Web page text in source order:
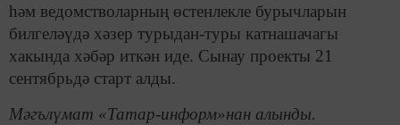
һәм ведомстволарның өстенлекле бурычларын
билгеләүдә хәзер турыдан-туры катнашачагы
хакында хәбәр иткән иде. Сынау проекты 21
сентябрьдә старт алды.
Мәгълүмат «Татар-информ»нан алынды.